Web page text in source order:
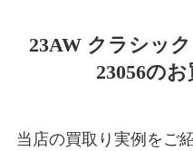
23AW クラシッ
23056の
当店の買取り実例をご